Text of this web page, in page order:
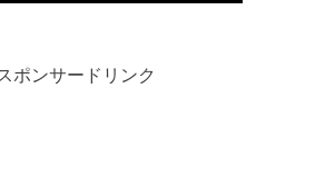
ポンサードリンク